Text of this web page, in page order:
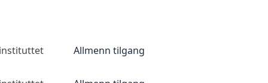
Allmenn tilgang